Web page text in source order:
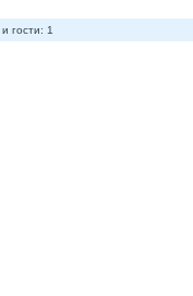
и гости: 1